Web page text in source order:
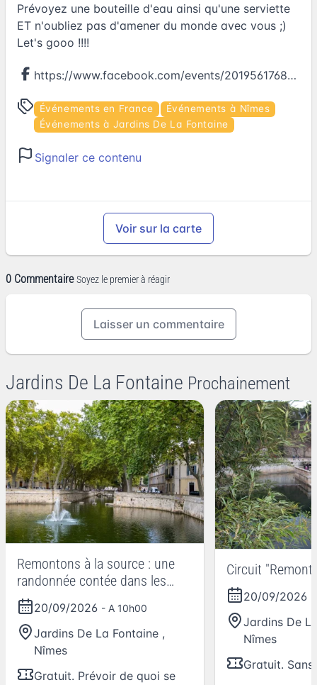
Prévoyez une bouteille d'eau ainsi qu'une serviette
ET n'oubliez pas d'amener du monde avec vous ;)
Let's gooo !!!!
https://www.facebook.com/events/201956176875958
Événements en France
Événements à Nîmes
Événements à Jardins De La Fontaine
Signaler ce contenu
Voir sur la carte
0 Commentaire Soyez le premier à réagir
Laisser un commentaire
Jardins De La Fontaine Prochainement
Remontons à la source : une
randonnée contée dans les
dédales des jardins de La
Fontaine
20/09/2026 - A 10h00
Jardins De La Fontaine ,
Nîmes
Gratuit. Prévoir de quoi se
Circuit
20/09/2026
Jardins De
Nîmes
Gratuit.